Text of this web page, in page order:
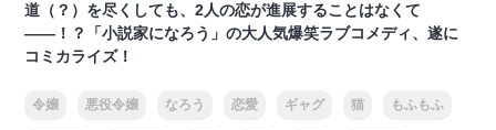
道（？）を尽くしても、2人の恋が進展することはなくて
――！？‎‎「小説家になろう」の大人気爆笑ラブコメディ、遂に
コミカライズ！‎
令嬢 悪役令嬢 なろう 恋愛 ギャグ 猫 もふもふ